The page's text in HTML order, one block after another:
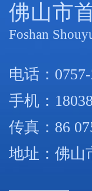
佛山市
Foshan
电话：
手机：
传真：86
地址：佛山